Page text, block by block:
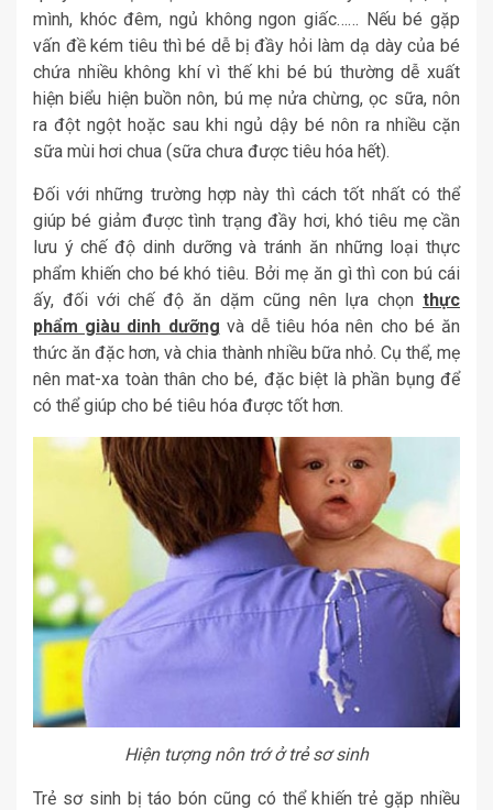
mình, khóc đêm, ngủ không ngon giấc…… Nếu bé gặp
vấn đề kém tiêu thì bé dễ bị đầy hỏi làm dạ dày của bé
chứa nhiều không khí vì thế khi bé bú thường dễ xuất
hiện biểu hiện buồn nôn, bú mẹ nửa chừng, ọc sữa, nôn
ra đột ngột hoặc sau khi ngủ dậy bé nôn ra nhiều cặn
sữa mùi hơi chua (sữa chưa được tiêu hóa hết).
Đối với những trường hợp này thì cách tốt nhất có thể
giúp bé giảm được tình trạng đầy hơi, khó tiêu mẹ cần
lưu ý chế độ dinh dưỡng và tránh ăn những loại thực
phẩm khiến cho bé khó tiêu. Bởi mẹ ăn gì thì con bú cái
ấy, đối với chế độ ăn dặm cũng nên lựa chọn thực
phẩm giàu dinh dưỡng và dễ tiêu hóa nên cho bé ăn
thức ăn đặc hơn, và chia thành nhiều bữa nhỏ. Cụ thể, mẹ
nên mat-xa toàn thân cho bé, đặc biệt là phần bụng để
có thể giúp cho bé tiêu hóa được tốt hơn.
Hiện tượng nôn trớ ở trẻ sơ sinh
Trẻ sơ sinh bị táo bón cũng có thể khiến trẻ gặp nhiều